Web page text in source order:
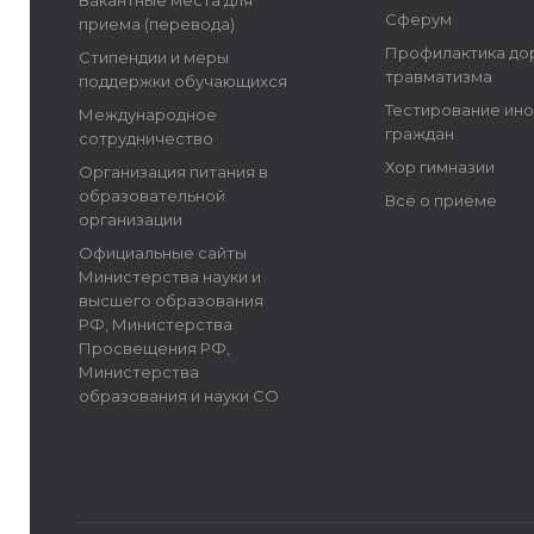
приема (перевода)
Стипендии и меры
поддержки обучающихся
Международное
сотрудничество
Организация питания в
образовательной
организации
Официальные сайты
Министерства науки и
высшего образования
РФ, Министерства
Просвещения РФ,
Министерства
образования и науки СО
Сферум
Профилактика
травматизма
Тестирование
граждан
Хор гимназии
Всё о приёме